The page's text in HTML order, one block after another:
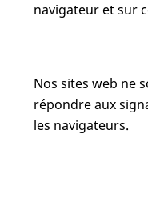
navigateur et sur
Nos sites web ne
répondre aux
les navigateurs.